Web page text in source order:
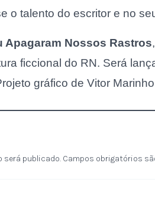
o talento do escritor e no
Apagaram Nossos Rastros
ficcional do RN. Será
gráfico de Vitor
será publicado. Campos obrigatórios